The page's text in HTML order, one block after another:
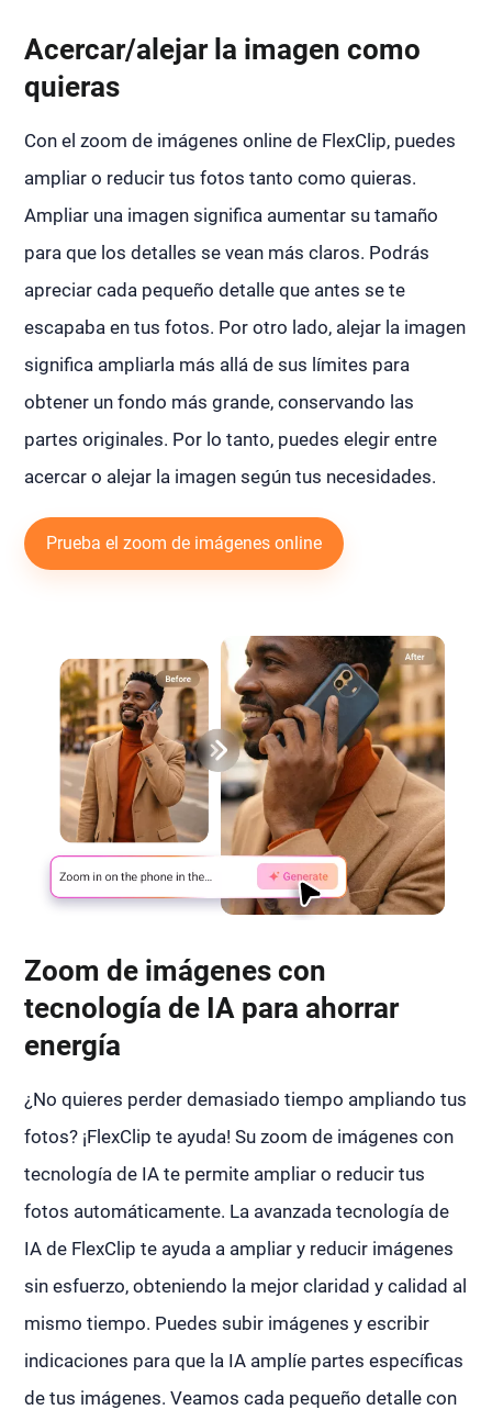
Acercar/alejar la imagen como
quieras
Con el zoom de imágenes online de FlexClip, puedes
ampliar o reducir tus fotos tanto como quieras.
Ampliar una imagen significa aumentar su tamaño
para que los detalles se vean más claros. Podrás
apreciar cada pequeño detalle que antes se te
escapaba en tus fotos. Por otro lado, alejar la imagen
significa ampliarla más allá de sus límites para
obtener un fondo más grande, conservando las
partes originales. Por lo tanto, puedes elegir entre
acercar o alejar la imagen según tus necesidades.
Prueba el zoom de imágenes online
Zoom de imágenes con
tecnología de IA para ahorrar
energía
¿No quieres perder demasiado tiempo ampliando tus
fotos? ¡FlexClip te ayuda! Su zoom de imágenes con
tecnología de IA te permite ampliar o reducir tus
fotos automáticamente. La avanzada tecnología de
IA de FlexClip te ayuda a ampliar y reducir imágenes
sin esfuerzo, obteniendo la mejor claridad y calidad al
mismo tiempo. Puedes subir imágenes y escribir
indicaciones para que la IA amplíe partes específicas
de tus imágenes. Veamos cada pequeño detalle con